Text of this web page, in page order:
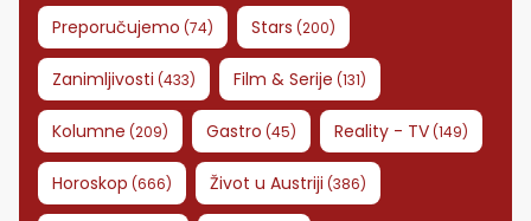
Preporučujemo (74) Stars (200)
Zanimljivosti (433) Film & Serije (131)
Kolumne (209) Gastro (45) Reality - TV(149)
Horoskop (666) Život u Austriji (386)